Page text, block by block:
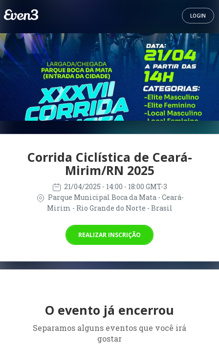
LOGIN
Corrida Ciclística de Ceará-
Mirim/RN 2025
21/04/2025 - 14:00 - 18:00 GMT-3
Parque Municipal Boca da Mata - Ceará-
Mirim - Rio Grande do Norte - Brasil
REALIZAR INSCRIÇÃO
O evento já encerrou
Separamos alguns eventos que você irá
gostar